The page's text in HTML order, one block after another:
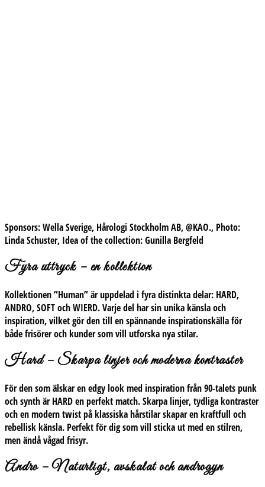
Sponsors:Wella Sverige, Hårologi Stockholm AB, @KAO., Photo:
Linda Schuster, Idea of the collection:Gunilla Bergfeld
Fyra uttryck – en kollektion
Kollektionen ”Human” är uppdelad i fyra distinkta delar: HARD,
ANDRO, SOFT och WIERD. Varje del har sin unika känsla och
inspiration, vilket gör den till en spännande inspirationskälla för
både frisörer och kunder som vill utforska nya stilar.
Hard – Skarpa linjer och moderna kontraster
För den som älskar en edgy look med inspiration från 90-talets punk
och synth ärHARDen perfekt match. Skarpa linjer, tydliga kontraster
och en modern twist på klassiska hårstilar skapar en kraftfull och
rebellisk känsla. Perfekt för dig som vill sticka ut med en stilren,
men ändå vågad frisyr.
Andro – Naturligt, avskalat och androgyn